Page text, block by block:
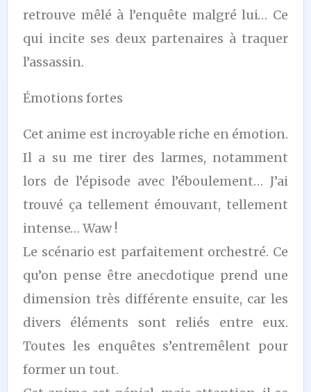
retrouve mêlé à l’enquête malgré lui… Ce
qui incite ses deux partenaires à traquer
l’assassin.
Émotions fortes
Cet anime est incroyable riche en émotion.
Il a su me tirer des larmes, notamment
lors de l’épisode avec l’éboulement… J’ai
trouvé ça tellement émouvant, tellement
intense… Waw !
Le scénario est parfaitement orchestré. Ce
qu’on pense être anecdotique prend une
dimension très différente ensuite, car les
divers éléments sont reliés entre eux.
Toutes les enquêtes s’entremêlent pour
former un tout.